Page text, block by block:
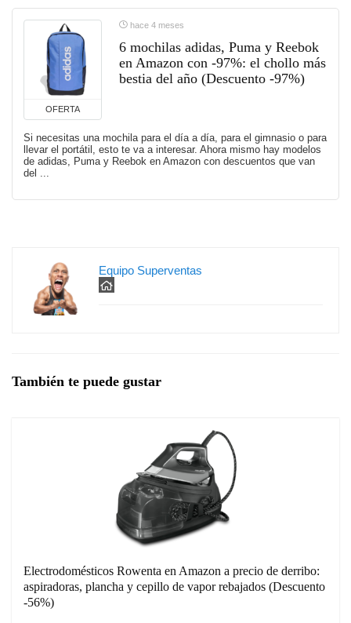
OFERTA
hace 4 meses
6 mochilas adidas, Puma y Reebok
en Amazon con -97%: el chollo más
bestia del año (Descuento -97%)
Si necesitas una mochila para el día a día, para el gimnasio o para
llevar el portátil, esto te va a interesar. Ahora mismo hay modelos
de adidas, Puma y Reebok en Amazon con descuentos que van
del ...
Equipo Superventas
También te puede gustar
Electrodomésticos Rowenta en Amazon a precio de derribo:
aspiradoras, plancha y cepillo de vapor rebajados (Descuento
-56%)